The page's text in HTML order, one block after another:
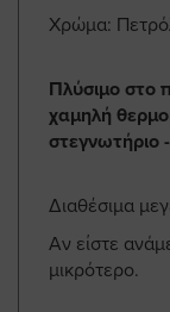
Χρώμα:
Πλύσιμο στο
χαμηλή
στεγνωτήριο
Διαθέσιμα
Αν είστε
μικρότερο.